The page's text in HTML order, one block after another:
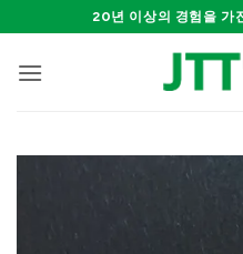
to
content
20년 이상의 경험을 가